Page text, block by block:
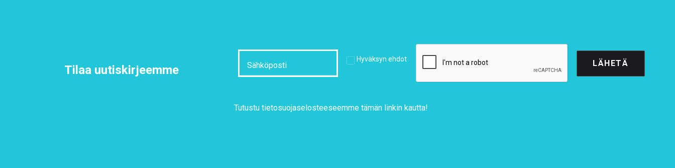
Tilaa uutiskirjeemme
Hyväksyn ehdot
Tutustu tietosuojaselosteeseemme tämän linkin kautta!